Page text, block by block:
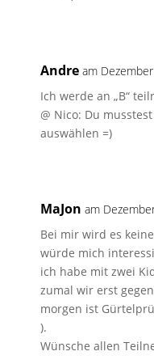
Andre am
Ich werde an „B“
@ Nico: Du
auswählen =)
MaJon am
Bei mir wird es
würde mich
ich habe mit zwei
zumal wir erst
morgen ist
).
Wünsche allen